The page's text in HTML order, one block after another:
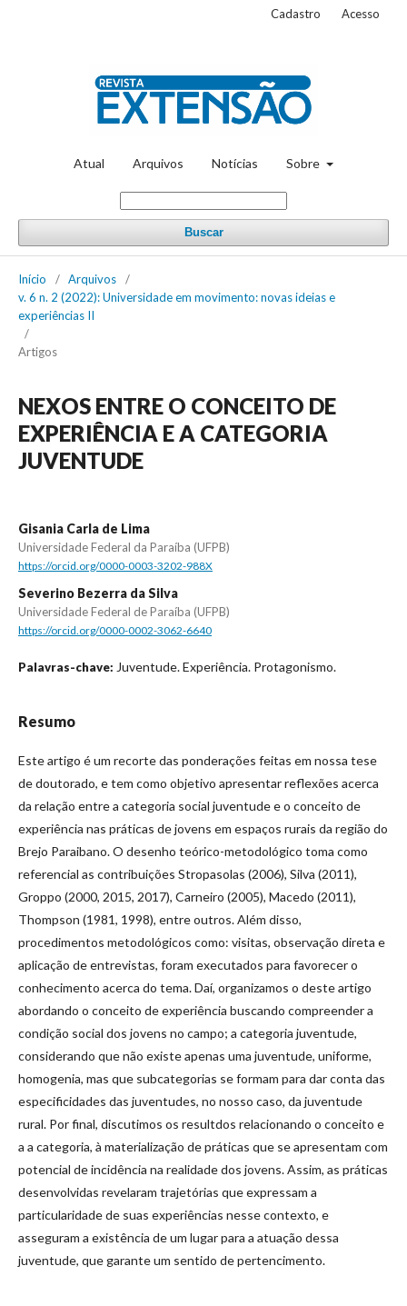
Atual Arquivos Notícias Sobre
Buscar
Cadastro Acesso
Início / Arquivos
/
v. 6 n. 2 (2022): Universidade em movimento: novas ideias e
experiências II
/
Artigos
NEXOS ENTRE O CONCEITO DE
EXPERIÊNCIA E A CATEGORIA
JUVENTUDE
Gisania Carla de Lima
Universidade Federal da Paraíba (UFPB)
https://orcid.org/0000-0003-3202-988X
Severino Bezerra da Silva
Universidade Federal de Paraíba (UFPB)
https://orcid.org/0000-0002-3062-6640
Palavras-chave: Juventude. Experiência. Protagonismo.
Resumo
Este artigo é um recorte das ponderações feitas em nossa tese
de doutorado, e tem como objetivo apresentar reflexões acerca
da relação entre a categoria social juventude e o conceito de
experiência nas práticas de jovens em espaços rurais da região do
Brejo Paraibano. O desenho teórico-metodológico toma como
referencial as contribuições Stropasolas (2006), Silva (2011),
Groppo (2000, 2015, 2017), Carneiro (2005), Macedo (2011),
Thompson (1981, 1998), entre outros. Além disso,
procedimentos metodológicos como: visitas, observação direta e
aplicação de entrevistas, foram executados para favorecer o
conhecimento acerca do tema. Daí, organizamos o deste artigo
abordando o conceito de experiência buscando compreender a
condição social dos jovens no campo; a categoria juventude,
considerando que não existe apenas uma juventude, uniforme,
homogenia, mas que subcategorias se formam para dar conta das
especificidades das juventudes, no nosso caso, da juventude
rural. Por final, discutimos os resultdos relacionando o conceito e
a a categoria, à materialização de práticas que se apresentam com
potencial de incidência na realidade dos jovens. Assim, as práticas
desenvolvidas revelaram trajetórias que expressam a
particularidade de suas experiências nesse contexto, e
asseguram a existência de um lugar para a atuação dessa
juventude, que garante um sentido de pertencimento.